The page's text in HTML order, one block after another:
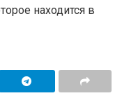
находится в